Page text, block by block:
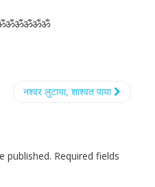
नश्वर लुटाया, शाश्वत पाया
published. Required fields